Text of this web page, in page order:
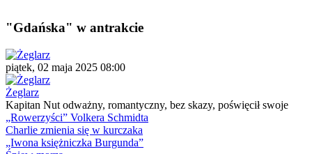
"Gdańska" w antrakcie
piątek, 02 maja 2025 08:00
Żeglarz
Kapitan Nut odważny, romantyczny, bez skazy, poświęcił swoje
„Rowerzyści” Volkera Schmidta
Charlie zmienia się w kurczaka
„Iwona księżniczka Burgunda”